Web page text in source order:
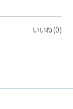
いいね(0)